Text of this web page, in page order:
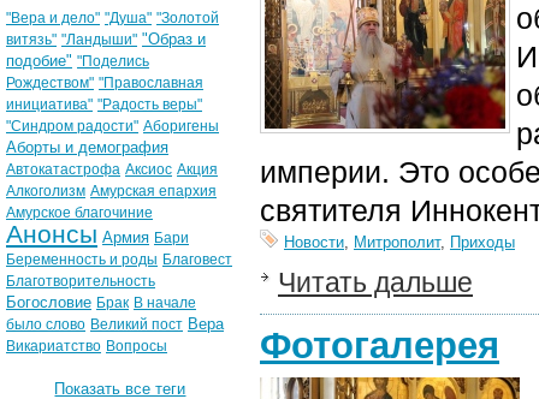
империи. Это
святителя
Новости, Митрополит, Приходы
Читать дальше
Фотогалерея
"Вера и дело" "Душа" "Золотой
витязь" "Ландыши" "Образ и
подобие" "Поделись
Рождеством" "Православная
инициатива" "Радость веры"
"Синдром радости" Аборигены
Аборты и демография
Автокатастрофа Аксиос Акция
Алкоголизм Амурская епархия
Амурское благочиние
Анонсы Армия Бари
Беременность и роды Благовест
Благотворительность
Богословие Брак В начале
было слово Великий пост Вера
Викариатство Вопросы
Показать все теги